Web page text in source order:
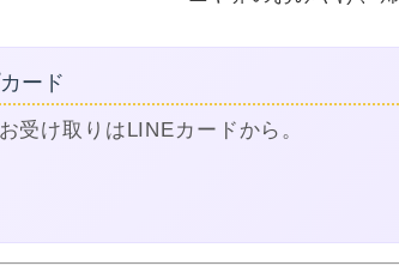
ード
受け取りはLINEカードから。